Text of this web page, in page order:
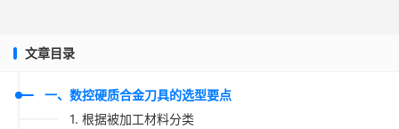
文章目录
一、数控硬质合金刀具的选型要点
1. 根据被加工材料分类